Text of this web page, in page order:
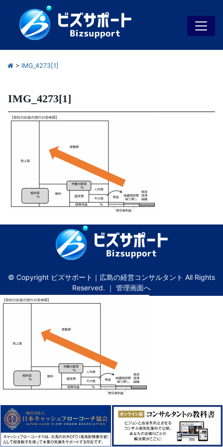
> IMG_4273[1]
IMG_4273[1]
© Copyright ビズサポート｜広島の経営コンサルタント All Rights
Reserved. ｜ 管理画面へ